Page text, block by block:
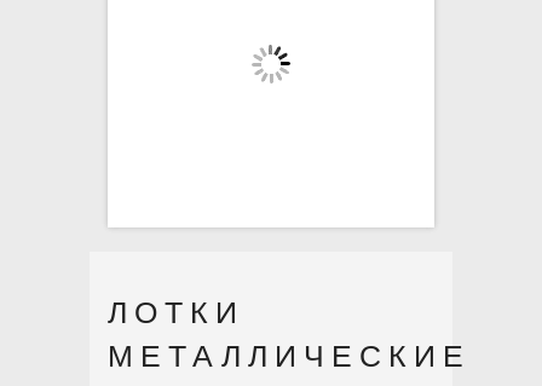
ЛОТКИ
МЕТАЛЛИЧЕСКИЕ